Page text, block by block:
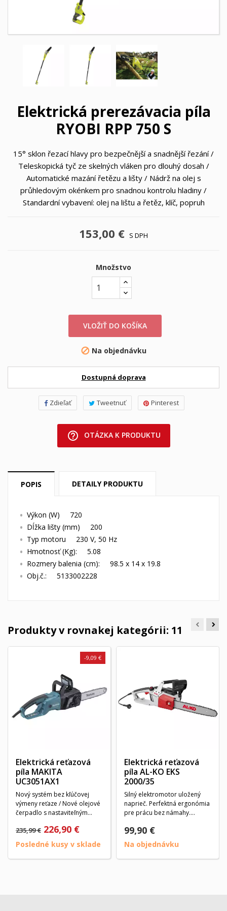
Elektrická prerezávacia píla
RYOBI RPP 750 S
15° sklon řezací hlavy pro bezpečnější a snadnější řezání /
Teleskopická tyč ze skelných vláken pro dlouhý dosah /
Automatické mazání řetězu a lišty / Nádrž na olej s
průhledovým okénkem pro snadnou kontrolu hladiny /
Standardní vybavení: olej na lištu a řetěz, klíč, popruh
153,00 € S DPH
Množstvo
VLOŽIŤ DO KOŠÍKA
 Na objednávku
Dostupná doprava
Zdieľať Tweetnuť Pinterest
help_outline OTÁZKA K PRODUKTU
POPIS DETAILY PRODUKTU
Výkon (W) 720
Dĺžka lišty (mm) 200
Typ motoru 230 V, 50 Hz
Hmotnosť (Kg): 5.08
Rozmery balenia (cm): 98.5 x 14 x 19.8
Obj.č.: 5133002228
Produkty v rovnakej kategórii: 11
Elektrická reťazová
píla MAKITA
UC3051AX1
Nový systém bez kľúčovej
výmeny reťaze / Nové olejové
čerpadlo s nastaviteľným
235,99 €
-9,09 €
226,90 €
Posledné kusy v sklade
Elektrická reťazová
píla AL-KO EKS
2000/35
Silný elektromotor uložený
naprieč. Perfektná ergonómia
pre prácu bez námahy.
99,90 €
Na objednávku